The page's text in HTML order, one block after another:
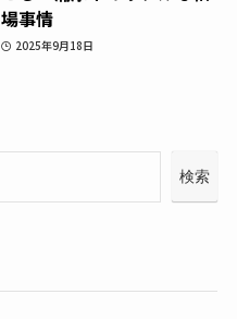
場事情
2025年9月18日
検索